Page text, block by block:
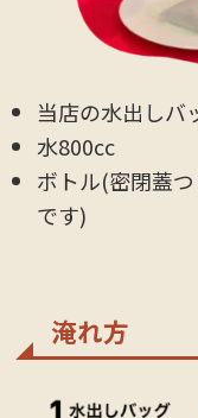
当店の水出しバ
水800cc
ボトル(密閉蓋
です)
淹れ方